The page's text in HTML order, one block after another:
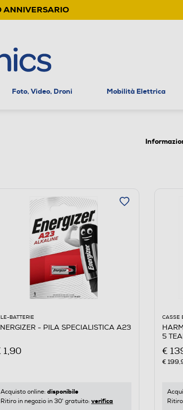
ANNIVERSARIO
Foto, Video, Droni Mobilità Elettrica
BATTERIE
- PILA SPECIALISTICA A23
1,90
Acquisto online: disponibile
Ritiro in negozio in 30' gratuito: verifica
CASSE
5
€
€